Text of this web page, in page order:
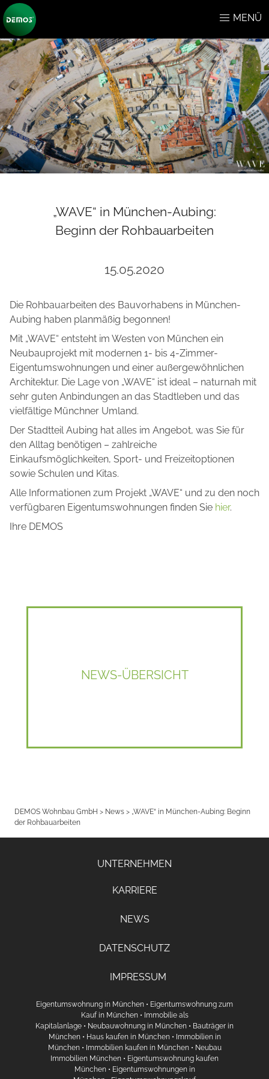
MENÜ
„WAVE“ in München-Aubing:
Beginn der Rohbauarbeiten
15.05.2020
Die Rohbauarbeiten des Bauvorhabens in München-
Aubing haben planmäßig begonnen!
Mit „WAVE“ entsteht im Westen von München ein
Neubauprojekt mit modernen 1- bis 4-Zimmer-
Eigentumswohnungen und einer außergewöhnlichen
Architektur. Die Lage von „WAVE“ ist ideal – naturnah mit
sehr guten Anbindungen an das Stadtleben und das
vielfältige Münchner Umland.
Der Stadtteil Aubing hat alles im Angebot, was Sie für
den Alltag benötigen – zahlreiche
Einkaufsmöglichkeiten, Sport- und Freizeitoptionen
sowie Schulen und Kitas.
Alle Informationen zum Projekt „WAVE“ und zu den noch
verfügbaren Eigentumswohnungen finden Sie hier.
Ihre DEMOS
NEWS-ÜBERSICHT
DEMOS Wohnbau GmbH > News > „WAVE“ in München-Aubing: Beginn
der Rohbauarbeiten
UNTERNEHMEN
KARRIERE
NEWS
DATENSCHUTZ
IMPRESSUM
Eigentumswohnung in München • Eigentumswohnung zum
Kauf in München• Immobilie als
Kapitalanlage • Neubauwohnung in München • Bauträger in
München• Haus kaufen in München• Immobilien in
München• Immobilien kaufen in München• Neubau
Immobilien München • Eigentumswohnung kaufen
München• Eigentumswohnungen in